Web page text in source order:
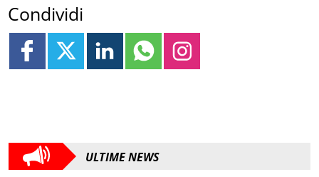
Condividi
ULTIME NEWS